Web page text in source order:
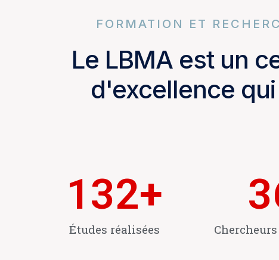
FORMATION ET
Le LBMA est un
d'excellence qui
132+
Études réalisées